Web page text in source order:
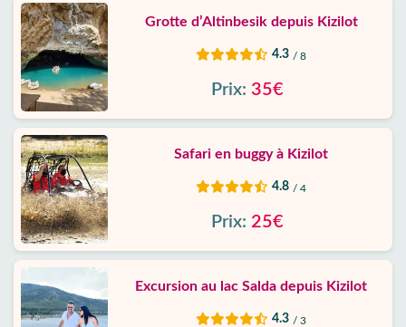
Grotte d’Altinbesik depuis Kizilot
4.3 / 8
Prix: 35€
Safari en buggy à Kizilot
4.8 / 4
Prix: 25€
Excursion au lac Salda depuis Kizilot
4.3 / 3